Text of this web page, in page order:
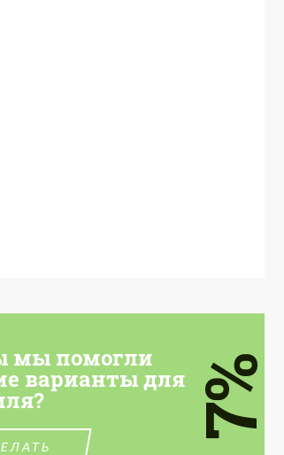
мы помогли
варианты для7%